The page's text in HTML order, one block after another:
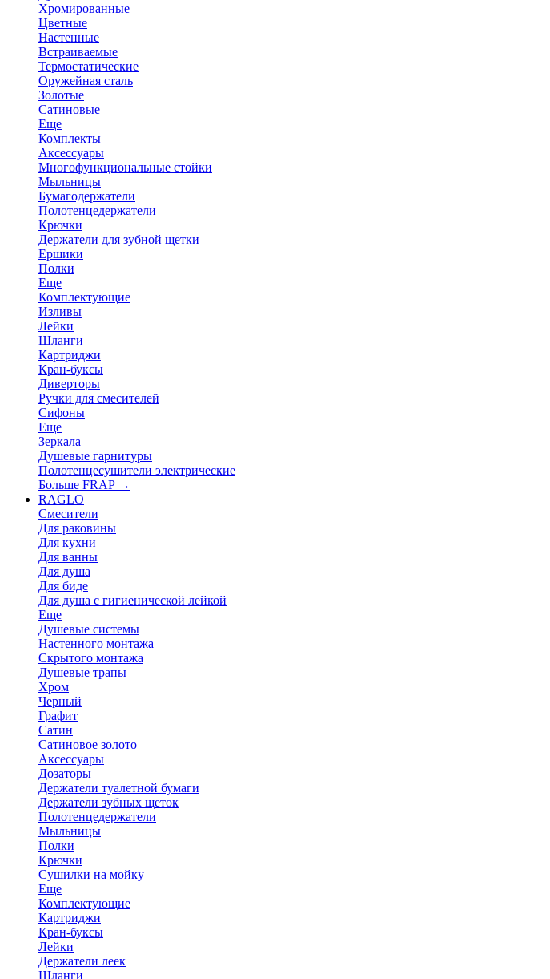
Хромированные
Цветные
Настенные
Встраиваемые
Термостатические
Оружейная сталь
Золотые
Сатиновые
Еще
Комплекты
Аксессуары
Многофункциональные стойки
Мыльницы
Бумагодержатели
Полотенцедержатели
Крючки
Держатели для зубной щетки
Ершики
Полки
Еще
Комплектующие
Изливы
Лейки
Шланги
Картриджи
Кран-буксы
Диверторы
Ручки для смесителей
Сифоны
Еще
Зеркала
Душевые гарнитуры
Полотенцесушители электрические
Больше FRAP →
RAGLO
Смесители
Для раковины
Для кухни
Для ванны
Для душа
Для биде
Для душа с гигиенической лейкой
Еще
Душевые системы
Настенного монтажа
Скрытого монтажа
Душевые трапы
Хром
Черный
Графит
Сатин
Сатиновое золото
Аксессуары
Дозаторы
Держатели туалетной бумаги
Держатели зубных щеток
Полотенцедержатели
Мыльницы
Полки
Крючки
Сушилки на мойку
Еще
Комплектующие
Картриджи
Кран-буксы
Лейки
Держатели леек
Шланги